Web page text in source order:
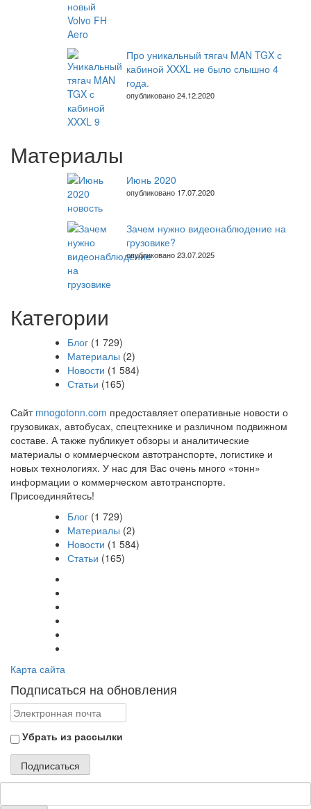
Про уникальный тягач MAN TGX с
кабиной XXXL не было слышно 4
года.
опубликовано 24.12.2020
Материалы
Июнь 2020
опубликовано 17.07.2020
Зачем нужно видеонаблюдение на
грузовике?
опубликовано 23.07.2025
Категории
Блог (1 729)
Материалы (2)
Новости (1 584)
Статьи (165)
Сайт mnogotonn.com предоставляет оперативные новости о
грузовиках, автобусах, спецтехнике и различном подвижном
составе. А также публикует обзоры и аналитические
материалы о коммерческом автотранспорте, логистике и
новых технологиях. У нас для Вас очень много «тонн»
информации о коммерческом автотранспорте.
Присоединяйтесь!
Блог (1 729)
Материалы (2)
Новости (1 584)
Статьи (165)
Карта сайта
Подписаться на обновления
Убрать из рассылки